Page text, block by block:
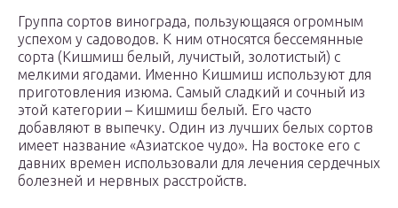
Группа сортов винограда, пользующаяся огромным
успехом у садоводов. К ним относятся бессемянные
сорта (Кишмиш белый, лучистый, золотистый) с
мелкими ягодами. Именно Кишмиш используют для
приготовления изюма. Самый сладкий и сочный из
этой категории – Кишмиш белый. Его часто
добавляют в выпечку. Один из лучших белых сортов
имеет название «Азиатское чудо». На востоке его с
давних времен использовали для лечения сердечных
болезней и нервных расстройств.